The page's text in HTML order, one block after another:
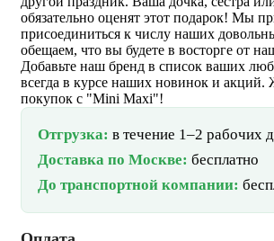
обязательно оценят этот подарок! Мы
присоединиться к числу наших
обещаем, что вы будете в восторге от
Добавьте наш бренд в список ваших
всегда в курсе наших новинок и
покупок с "Mini Maxi"!
Отгрузка: в течение 1–2 рабочих
Доставка по Москве: бесплатно
До транспортной компании: